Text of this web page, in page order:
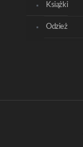
Książki
Odzież